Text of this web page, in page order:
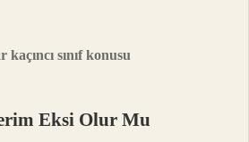
kaçıncı sınıf konusu
Eksi Olur Mu